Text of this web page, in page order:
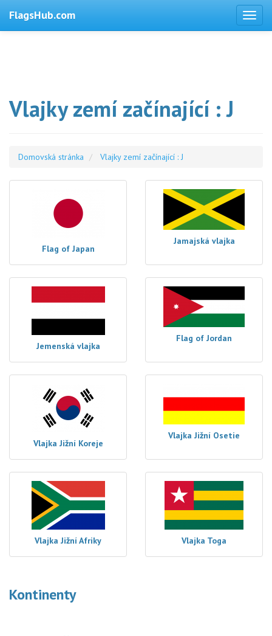
FlagsHub.com
Vlajky zemí začínající : J
Domovská stránka Vlajky zemí začínající : J
Flag of Japan
Jamajská vlajka
Jemenská vlajka
Flag of Jordan
Vlajka Jižní Koreje
Vlajka Jižní Osetie
Vlajka Jižní Afriky Vlajka Toga
Kontinenty